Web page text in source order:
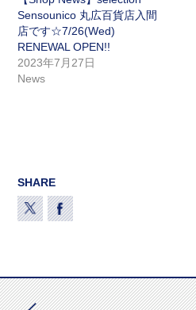
Sensounico 丸広百貨店入間
店です☆7/26(Wed)
RENEWAL OPEN!!
2023年7月27日
News
SHARE